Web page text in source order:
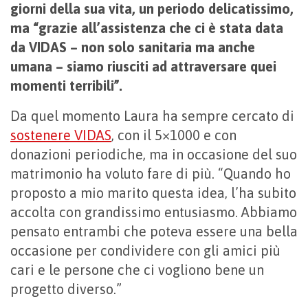
giorni della sua vita, un periodo delicatissimo,
ma “grazie all’assistenza che ci è stata data
da VIDAS – non solo sanitaria ma anche
umana – siamo riusciti ad attraversare quei
momenti terribili”.
Da quel momento Laura ha sempre cercato di
sostenere VIDAS, con il 5×1000 e con
donazioni periodiche, ma in occasione del suo
matrimonio ha voluto fare di più. “Quando ho
proposto a mio marito questa idea, l’ha subito
accolta con grandissimo entusiasmo. Abbiamo
pensato entrambi che poteva essere una bella
occasione per condividere con gli amici più
cari e le persone che ci vogliono bene un
progetto diverso.”